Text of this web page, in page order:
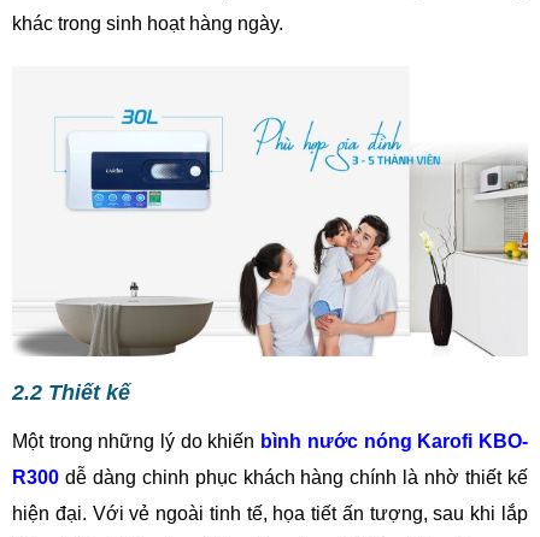
khác trong sinh hoạt hàng ngày.
2.2 Thiết kế
Một trong những lý do khiến bình nước nóng Karofi KBO-
R300 dễ dàng chinh phục khách hàng chính là nhờ thiết kế
hiện đại. Với vẻ ngoài tinh tế, họa tiết ấn tượng, sau khi lắp